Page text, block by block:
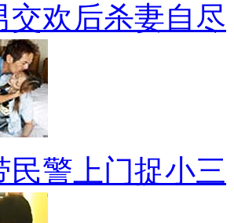
交欢后杀妻自尽
民警上门捉小三